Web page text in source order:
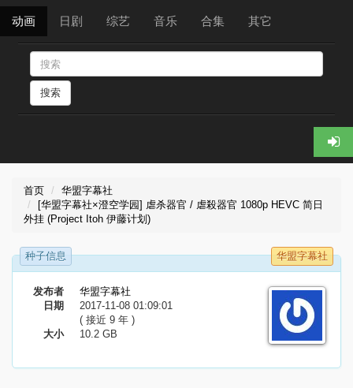
动画 日剧 综艺 音乐 合集 其它
搜索
首页
华盟字幕社
[华盟字幕社×澄空学园] 虐杀器官 / 虐殺器官 1080p HEVC 简日
外挂 (Project Itoh 伊藤计划)
种子信息 华盟字幕社
发布者
华盟字幕社
日期
2017-11-08 01:09:01
( 接近 9 年 )
大小
10.2 GB